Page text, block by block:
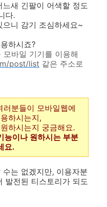
새 긴팔이 어색할 정도
다.
니 감기 조심하세요~
하시죠?
바일 기기를 이용해
post/list 같은 주소로
분들이 모바일웹에
하시는지,
하시는지 궁금해요.
능이나 원하시는 부분
요.
는 없겠지만, 이용자분
발전된 티스토리가 되도